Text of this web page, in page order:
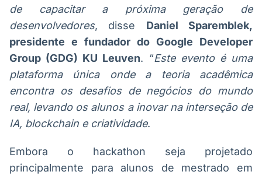
de capacitar a próxima geração de
desenvolvedores, disse Daniel Sparemblek,
presidente e fundador do Google Developer
Group (GDG) KU Leuven. “Este evento é uma
plataforma única onde a teoria acadêmica
encontra os desafios de negócios do mundo
real, levando os alunos a inovar na interseção de
IA, blockchain e criatividade.
Embora o hackathon seja projetado
principalmente para alunos de mestrado em